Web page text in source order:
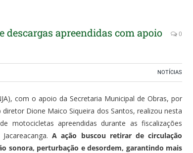
descargas apreendidas com apoio
0
NOTÍCIAS
com o apoio da Secretaria Municipal de Obras, por
Dione Maico Siqueira dos Santos, realizou nesta
motocicletas apreendidas durante as fiscalizações
A ação buscou retirar de circulação
sonora, perturbação e desordem, garantindo mais